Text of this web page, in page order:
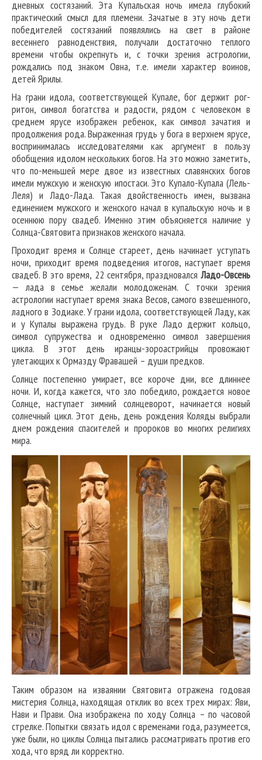
дневных состязаний. Эта Купальская ночь имела глубокий
практический смысл для племени. Зачатые в эту ночь дети
победителей состязаний появлялись на свет в районе
весеннего равноденствия, получали достаточно теплого
времени чтобы окрепнуть и, с точки зрения астрологии,
рождались под знаком Овна, т.е. имели характер воинов,
детей Ярилы.
На грани идола, соответствующей Купале, бог держит рог-
ритон, символ богатства и радости, рядом с человеком в
среднем ярусе изображен ребенок, как символ зачатия и
продолжения рода. Выраженная грудь у бога в верхнем ярусе,
воспринималась исследователями как аргумент в пользу
обобщения идолом нескольких богов. На это можно заметить,
что по-меньшей мере двое из известных славянских богов
имели мужскую и женскую ипостаси. Это Купало-Купала (Лель-
Леля) и Ладо-Лада. Такая двойственность имен, вызвана
единением мужского и женского начал в купальскую ночь и в
осеннюю пору свадеб. Именно этим объясняется наличие у
Солнца-Святовита признаков женского начала.
Проходит время и Солнце стареет, день начинает уступать
ночи, приходит время подведения итогов, наступает время
свадеб. В это время, 22 сентября, праздновался Ладо-Овсень
— лада в семье желали молодоженам. С точки зрения
астрологии наступает время знака Весов, самого взвешенного,
ладного в Зодиаке. У грани идола, соответствующей Ладу, как
и у Купалы выражена грудь. В руке Ладо держит кольцо,
символ супружества и одновременно символ завершения
цикла. В этот день иранцы-зороастрийцы провожают
улетающих к Ормазду Фравашей – души предков.
Солнце постепенно умирает, все короче дни, все длиннее
ночи. И, когда кажется, что зло победило, рождается новое
Солнце, наступает зимний солнцеворот, начинается новый
солнечный цикл. Этот день, день рождения Коляды выбрали
днем рождения спасителей и пророков во многих религиях
мира.
Таким образом на изваянии Святовита отражена годовая
мистерия Солнца, находящая отклик во всех трех мирах: Яви,
Нави и Прави. Она изображена по ходу Солнца – по часовой
стрелке. Попытки связать идол с временами года, разумеется,
уже были, но циклы Солнца пытались рассматривать против его
хода, что вряд ли корректно.